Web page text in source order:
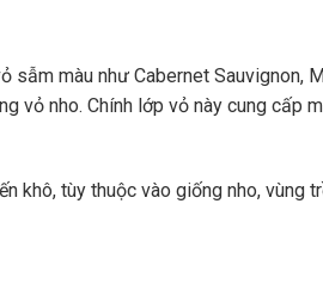
sẫm màu như Cabernet Sauvignon,
vỏ nho. Chính lớp vỏ này cung cấp
khô, tùy thuộc vào giống nho, vùng